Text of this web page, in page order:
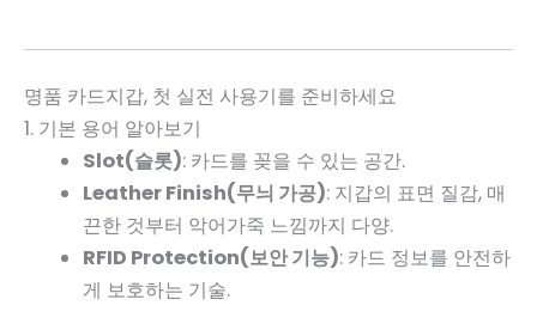
명품 카드지갑, 첫 실전 사용기를 준비하세요
1. 기본 용어 알아보기
Slot(슬롯): 카드를 꽂을 수 있는 공간.
Leather Finish(무늬 가공): 지갑의 표면 질감, 매
끈한 것부터 악어가죽 느낌까지 다양.
RFID Protection(보안 기능): 카드 정보를 안전하
게 보호하는 기술.